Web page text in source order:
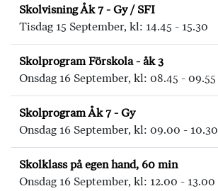
Skolvisning Åk 7 - Gy / SFI
Tisdag 15 September, kl: 14.45 - 15.30
Skolprogram Förskola - åk 3
Onsdag 16 September, kl: 08.45 - 09.55
Skolprogram Åk 7 - Gy
Onsdag 16 September, kl: 09.00 - 10.30
Skolklass på egen hand, 60 min
Onsdag 16 September, kl: 12.00 - 13.00